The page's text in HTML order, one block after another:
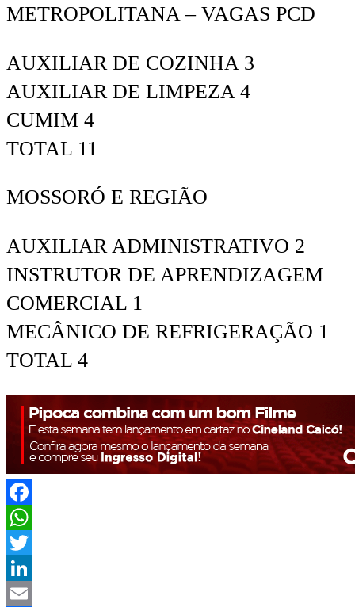
METROPOLITANA – VAGAS PCD
AUXILIAR DE COZINHA 3
AUXILIAR DE LIMPEZA 4
CUMIM 4
TOTAL 11
MOSSORÓ E REGIÃO
AUXILIAR ADMINISTRATIVO 2
INSTRUTOR DE APRENDIZAGEM
COMERCIAL 1
MECÂNICO DE REFRIGERAÇÃO 1
TOTAL 4
Facebook
WhatsApp
Twitter
LinkedIn